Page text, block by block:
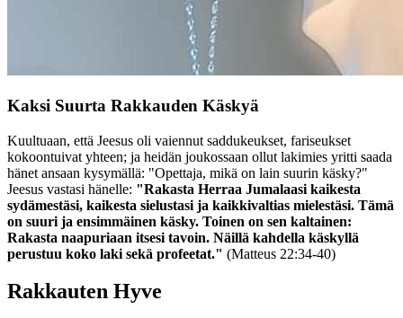
Kaksi Suurta Rakkauden Käskyä
Kuultuaan, että Jeesus oli vaiennut saddukeukset, fariseukset
kokoontuivat yhteen; ja heidän joukossaan ollut lakimies yritti saada
hänet ansaan kysymällä: "Opettaja, mikä on lain suurin käsky?"
Jeesus vastasi hänelle: "Rakasta Herraa Jumalaasi kaikesta
sydämestäsi, kaikesta sielustasi ja kaikkivaltias mielestäsi. Tämä
on suuri ja ensimmäinen käsky. Toinen on sen kaltainen:
Rakasta naapuriaan itsesi tavoin. Näillä kahdella käskyllä
perustuu koko laki sekä profeetat." (Matteus 22:34-40)
Rakkauten Hyve